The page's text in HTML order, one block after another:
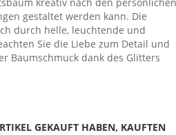
gestaltet werden kann. Die
durch helle, leuchtende und
Sie die Liebe zum Detail und
Baumschmuck dank des Glitters
GEKAUFT HABEN, KAUFTEN